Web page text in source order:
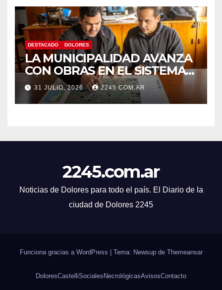
DESTACADO DOLORES
LA MUNICIPALIDAD AVANZA
CON OBRAS EN EL SISTEMA
HÍDRICO DE DOLORES
31 JULIO, 2026 2245.COM.AR
2245.com.ar
Noticias de Dolores para todo el país. El Diario de la
ciudad de Dolores 2245
Funciona gracias a WordPress Tema: Newsup de Themeansar
DoloresCastelliSociales NecrológicasAvisosContacto